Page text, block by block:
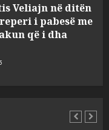
Veliajn në ditën
i pabesë me
që i dha
Albania”,
A u vodhën